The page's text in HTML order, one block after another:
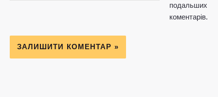
подальших
коментарів.